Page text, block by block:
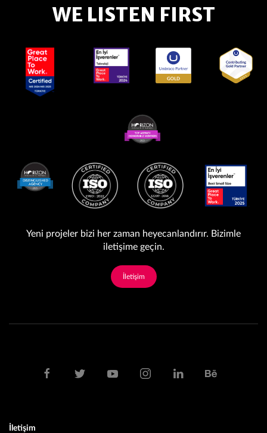
WE LISTEN FIRST
Yeni projeler bizi her zaman heyecanlandırır. Bizimle
iletişime geçin.
İletişim
İletişim